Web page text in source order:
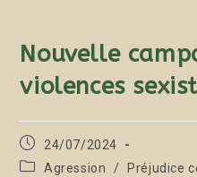
Nouvelle
violences
24/07/2024
Agression
/ Préjudice